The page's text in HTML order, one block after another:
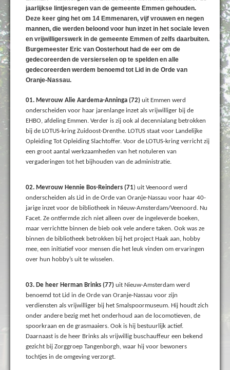
jaarlijkse lintjesregen van de gemeente Emmen gehouden.
Deze keer ging het om 14 Emmenaren, vijf vrouwen en negen
mannen, die werden beloond voor hun inzet in het sociale leven
en vrijwilligerswerk in de gemeente Emmen of zelfs daarbuiten.
Burgemeester Eric van Oosterhout had de eer om de
gedecoreerden de versierselen op te spelden en alle
gedecoreerden werdem benoemd tot Lid in de Orde van
Oranje-Nassau.
01. Mevrouw Alie Aardema-Anninga (72) uit Emmen werd
onderscheiden voor haar jarenlange inzet als vrijwilliger bij de
EHBO, afdeling Emmen. Verder is zij ook al decennialang betrokken
bij de LOTUS-kring Zuidoost-Drenthe. LOTUS staat voor Landelijke
Opleiding Tot Opleiding Slachtoffer. Voor de LOTUS-kring verricht zij
een groot aantal werkzaamheden van het notuleren van
vergaderingen tot het bijhouden van de administratie.
02. Mevrouw Hennie Bos-Reinders (71) uit Veenoord werd
onderscheiden als Lid in de Orde van Oranje-Nassau voor haar 40-
jarige inzet voor de bibliotheek in Nieuw-Amsterdam/Veenoord. Nu
Facet. Ze ontfermde zich niet alleen over de ingeleverde boeken,
maar verrichtte binnen de bieb ook vele andere taken. Ook was ze
binnen de bibliotheek betrokken bij het project Haak aan, hobby
mee, een initiatief voor mensen die het leuk vinden om ervaringen
over hun hobby’s uit te wisselen.
03. De heer Herman Brinks (77) uit Nieuw-Amsterdam werd
benoemd tot Lid in de Orde van Oranje-Nassau voor zijn
verdiensten als vrijwilliger bij het Smalspoormuseum. Hij houdt zich
onder andere bezig met het onderhoud aan de locomotieven, de
spoorkraan en de grasmaaiers. Ook is hij bestuurlijk actief.
Daarnaast is de heer Brinks als vrijwillig buschauffeur een bekend
gezicht bij Zorggroep Tangenborgh, waar hij voor bewoners
tochtjes in de omgeving verzorgt.